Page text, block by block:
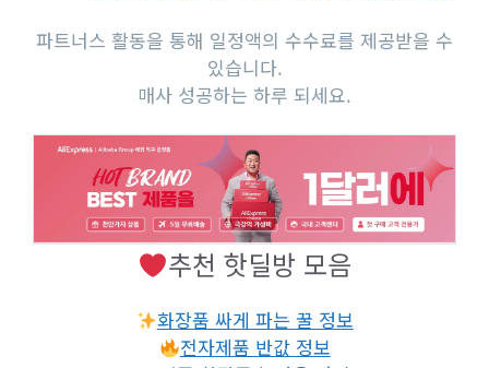
파트너스 활동을 통해 일정액의 수수료를 제공받을 수
있습니다.
매사 성공하는 하루 되세요.
추천 핫딜방 모음
화장품 싸게 파는 꿀 정보
전자제품 반값 정보